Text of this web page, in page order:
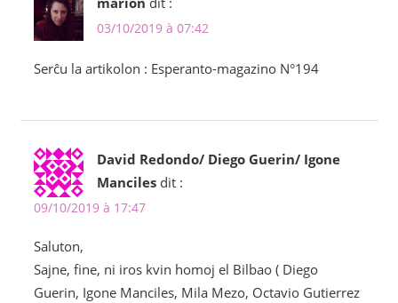
03/10/2019 à 07:42
Serĉu la artikolon : Esperanto-magazino N°194
David Redondo/ Diego Guerin/ Igone
Manciles dit :
09/10/2019 à 17:47
Saluton,
Sajne, fine, ni iros kvin homoj el Bilbao ( Diego
Guerin, Igone Manciles, Mila Mezo, Octavio Gutierrez